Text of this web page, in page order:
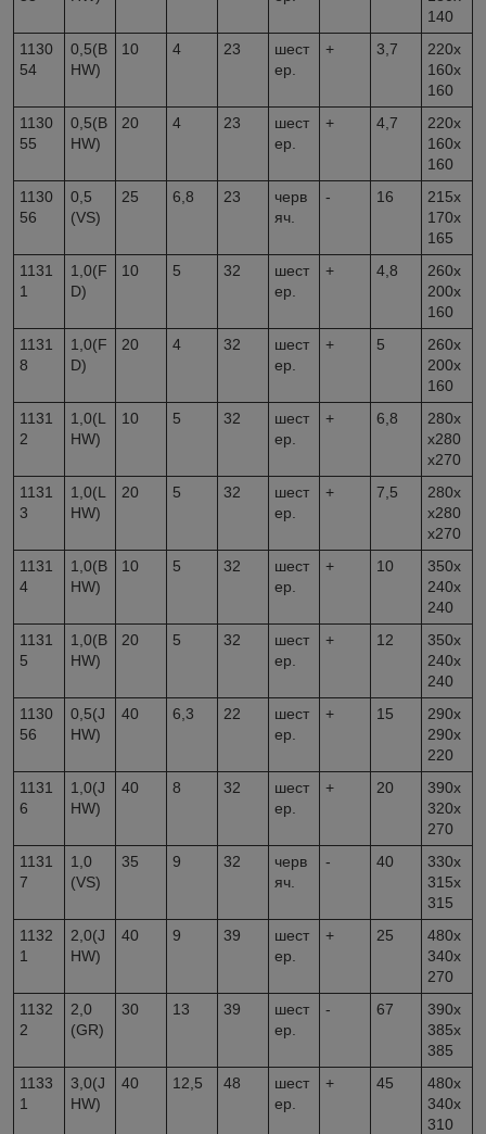
140
1130
54
0,5(B
HW)
10 4 23
шест
ер.
+ 3,7
220х
160х
160
1130
55
0,5(B
HW)
20 4 23
шест
ер.
+ 4,7
220х
160х
160
1130
56
0,5
(VS)
25 6,8 23
черв
яч.
- 16
215х
170х
165
1131
1
1,0(F
D)
10 5 32
шест
ер.
+ 4,8
260х
200х
160
1131
8
1,0(F
D)
20 4 32
шест
ер.
+ 5
260х
200х
160
1131
2
1,0(L
HW)
10 5 32
шест
ер.
+ 6,8
280х
х280
х270
1131
3
1,0(L
HW)
20 5 32
шест
ер.
+ 7,5
280х
х280
х270
1131
4
1,0(B
HW)
10 5 32
шест
ер.
+ 10
350х
240х
240
1131
5
1,0(B
HW)
20 5 32
шест
ер.
+ 12
350х
240х
240
1130
56
0,5(J
HW)
40 6,3 22
шест
ер.
+ 15
290х
290х
220
1131
6
1,0(J
HW)
40 8 32
шест
ер.
+ 20
390х
320х
270
1131
7
1,0
(VS)
35 9 32
черв
яч.
- 40
330х
315х
315
1132
1
2,0(J
HW)
40 9 39
шест
ер.
+ 25
480х
340х
270
1132
2
2,0
(GR)
30 13 39
шест
ер.
- 67
390х
385х
385
1133
1
3,0(J
HW)
40 12,5 48
шест
ер.
+ 45
480х
340х
310